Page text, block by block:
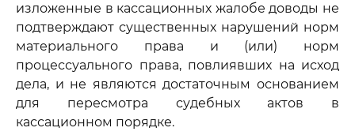
изложенные в кассационных жалобе доводы не
подтверждают существенных нарушений норм
материального права и (или) норм
процессуального права, повлиявших на исход
дела, и не являются достаточным основанием
для пересмотра судебных актов в
кассационном порядке.